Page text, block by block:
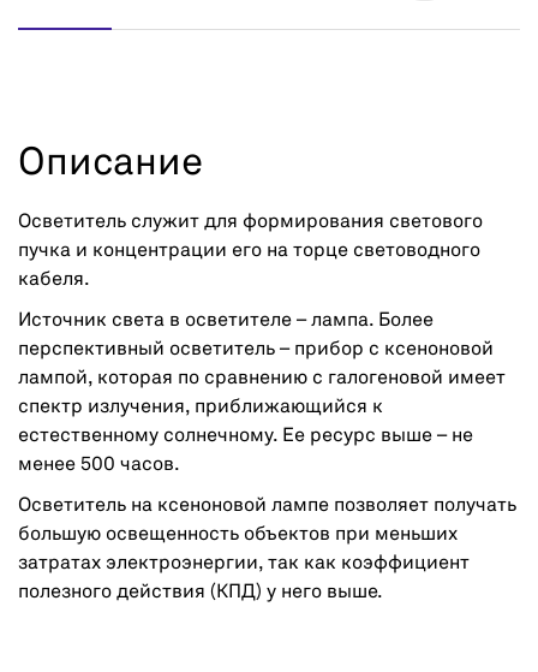
Описание
Осветитель служит для формирования светового
пучка и концентрации его на торце световодного
кабеля.
Источник света в осветителе – лампа. Более
перспективный осветитель – прибор с ксеноновой
лампой, которая по сравнению с галогеновой имеет
спектр излучения, приближающийся к
естественному солнечному. Ее ресурс выше – не
менее 500 часов.
Осветитель на ксеноновой лампе позволяет получать
большую освещенность объектов при меньших
затратах электроэнергии, так как коэффициент
полезного действия (КПД) у него выше.